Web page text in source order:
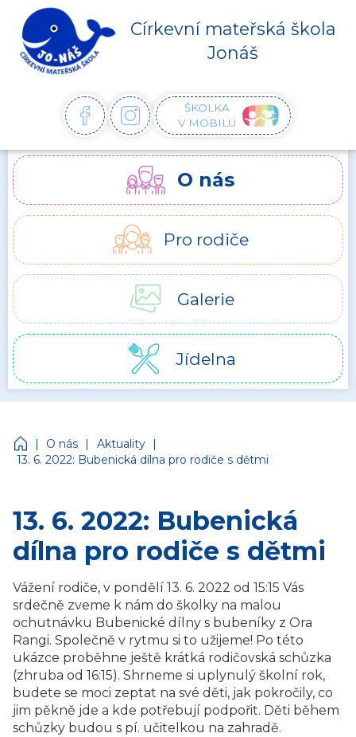
Církevní mateřská škola
Jonáš
FACEBOOKINSTAGRAM
ŠKOLKA
V MOBILU
O nás
Pro rodiče
Galerie
Jídelna
Církevní mateřská škola Jonáš
| O nás | Aktuality |
13. 6. 2022: Bubenická dílna pro rodiče s dětmi
13. 6. 2022: Bubenická
dílna pro rodiče s dětmi
Vážení rodiče, v pondělí 13. 6. 2022 od 15:15 Vás
srdečně zveme k nám do školky na malou
ochutnávku Bubenické dílny s bubeníky z Ora
Rangi. Společně v rytmu si to užijeme! Po této
ukázce proběhne ještě krátká rodičovská schůzka
(zhruba od 16:15). Shrneme si uplynulý školní rok,
budete se moci zeptat na své děti, jak pokročily, co
jim pěkně jde a kde potřebují podpořit. Děti během
schůzky budou s pí. učitelkou na zahradě.